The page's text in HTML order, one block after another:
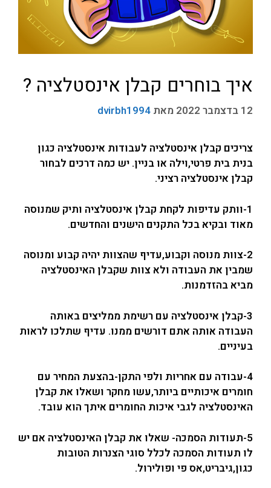
איך בוחרים קבלן אינסטלציה ?
12 בדצמבר 2022 מאת dvirbh1994
צריכים קבלן אינסטלציה לעבודות אינסטלציה כגון
בנית בית פרטי,וילה או בניין. יש כמה דרכים לבחור
קבלן אינסטלציה רציני.
1-וותק עדיפות לקחת קבלן אינסטלציה ותיק שמנוסה
מאוד ובקיא בכל התקנים הישנים והחדשים.
2-צוות מנוסה וקבוע,עדיף שהצוות יהיה קבוע ומנוסה
שמבין את העבודה ולא צוות שקבלן האינסטלציה
מביא בהזדמנות.
3-קבלן אינסטלציה עם רשימת ממליצים באותה
העבודה אותה אתם דורשים ממנו. עדיף שתלכו לראות
בעיניים.
4-עבודה עם אחריות ולפי התקן-בהצעת המחיר עם
חומרים איכותיים ביותר,עשו מחקר ושאלו את קבלן
האינסטלציה לגבי איכות החומרים איתך הוא עובד.
5-תעודות הסמכה- שאלו את קבלן האינסטלציה אם יש
לו תעודות הסמכה לכלל סוגי הצנרות הטובות
כגון,גיבריט,אס פי ופולירול.